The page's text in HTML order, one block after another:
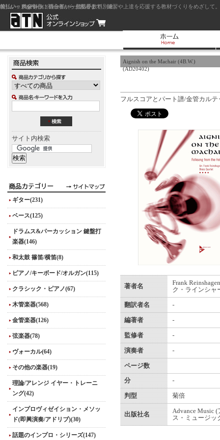
ジャズを中心に初心者から上級者まで、練習や上達を応援する教材づくりをめざし
サイト内検索
ギター(231)
ベース(125)
ドラムス&パーカッション 鍵盤打
楽器(146)
和太鼓 篠笛/横笛(8)
ピアノ/キーボード/オルガン(115)
クラシック・ピアノ(67)
木管楽器(568)
金管楽器(126)
弦楽器(78)
ヴォーカル(64)
その他の楽器(19)
理論/アレンジ イヤー・トレーニ
ング(42)
インプロヴィゼイション・メソッ
ド(即興演奏/アドリブ)(30)
話題のインプロ・シリーズ(147)
Aignish on the Machair (4B.W.)
(AD20402)
フルスコアとパート譜/金管カル
著者名
Frank
ク・ラインシャ
翻訳者名 -
編著者 -
監修者 -
演奏者 -
ページ数
分 -
判型 菊倍
出版社名
Advance Music (
ス・ミュージッ
前払い：クレジットカード（一括払い）
後払い：代金引換（現金払い・代引手数料別途）
前払い：PayPay